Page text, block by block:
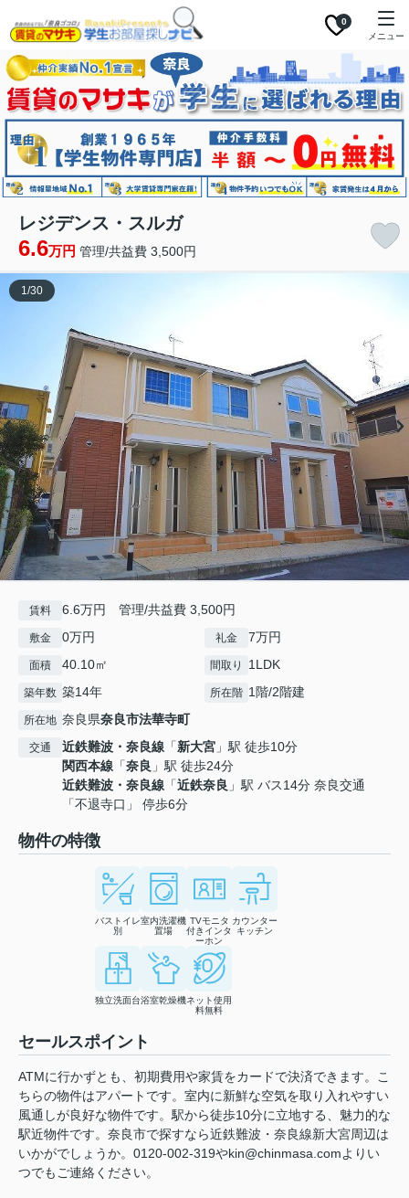
0
メニュー
レジデンス・スルガ
6.6万円 管理/共益費 3,500円
1/30
賃料 6.6万円 管理/共益費 3,500円
敷金 0万円 礼金 7万円
面積 40.10㎡ 間取り 1LDK
築年数 築14年 所在階 1階/2階建
所在地 奈良県奈良市法華寺町
交通 近鉄難波・奈良線 「新大宮 」駅 徒歩10分
関西本線 「奈良 」駅 徒歩24分
近鉄難波・奈良線 「近鉄奈良 」駅 バス14分 奈良交通
「不退寺口」 停歩6分
物件の特徴
バストイレ
別
室内洗濯機
置場
TVモニタ
付きインタ
ーホン
カウンター
キッチン
独立洗面台浴室乾燥機ネット使用
料無料
セールスポイント
ATMに行かずとも、初期費用や家賃をカードで決済できます。こ
ちらの物件はアパートです。室内に新鮮な空気を取り入れやすい
風通しが良好な物件です。駅から徒歩10分に立地する、魅力的な
駅近物件です。奈良市で探すなら近鉄難波・奈良線新大宮周辺は
いかがでしょうか。0120-002-319やkin@chinmasa.comよりい
つでもご連絡ください。